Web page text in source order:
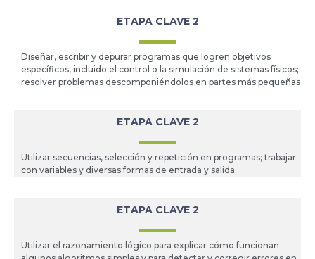
ETAPA CLAVE 2
Diseñar, escribir y depurar programas que logren objetivos
específicos, incluido el control o la simulación de sistemas físicos;
resolver problemas descomponiéndolos en partes más pequeñas
ETAPA CLAVE 2
Utilizar secuencias, selección y repetición en programas; trabajar
con variables y diversas formas de entrada y salida.
ETAPA CLAVE 2
Utilizar el razonamiento lógico para explicar cómo funcionan